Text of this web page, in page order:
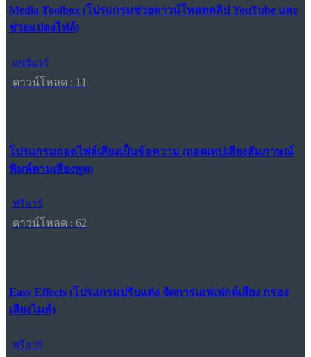
Media Toolbox (โปรแกรมช่วยดาวน์โหลดคลิป YouTube และ
ช่วยแปลงไฟล์)
แชร์แวร์
ดาวน์โหลด : 11
โปรแกรมถอดไฟล์เสียงเป็นข้อความ (ถอดเทปเสียงสัมภาษณ์
พิมพ์ตามเสียงพูด)
ฟรีแวร์
ดาวน์โหลด : 62
Easy Effects (โปรแกรมปรับแต่ง จัดการเอฟเฟกต์เสียง กรอง
เสียงไมค์)
ฟรีแวร์